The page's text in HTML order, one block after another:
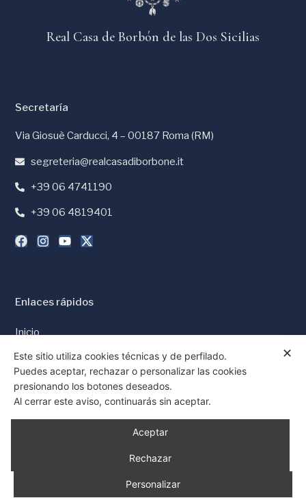
Real Casa de Borbón de las Dos Sicilias
Enlaces rápidos
Inicio
Prensa y Medios
Política de Cookies
Política de Privacidad
Consentimiento
Secretaría
Via Giosuè Carducci, 4 – 00187 Roma (RM)
segreteria@realcasadiborbone.it
+39 06 4741190
+39 06 4819401
✕
Este sitio utiliza cookies técnicas y de perfilado.
Puedes aceptar, rechazar o personalizar las cookies
presionando los botones deseados.
Al cerrar este aviso, continuarás sin aceptar.
Aceptar
Rechazar
Personalizar